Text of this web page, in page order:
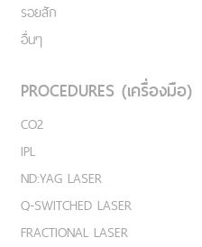
รอยสัก
อื่นๆ
PROCEDURES (เครื่องมือ)
CO2
IPL
ND:YAG LASER
Q-SWITCHED LASER
FRACTIONAL LASER